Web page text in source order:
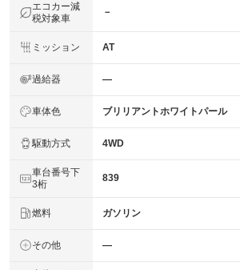
エコカー減
税対象車
－
ミッション AT
過給器 ―
車体色 ブリリアントホワイトパール
駆動方式 4WD
車台番号下
3桁
839
燃料 ガソリン
その他 ―